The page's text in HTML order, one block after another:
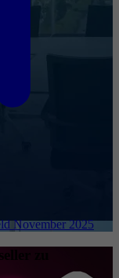
November 2025
zu